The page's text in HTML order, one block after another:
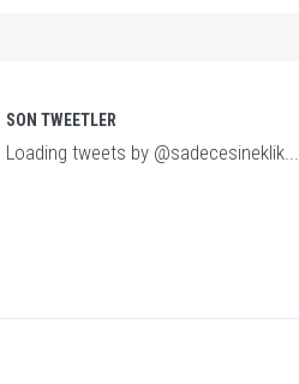
SON TWEETLER
Loading tweets by @sadecesineklik...